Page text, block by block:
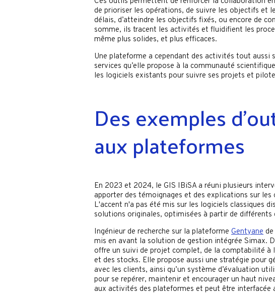
de prioriser les opérations, de suivre les objectifs et
délais, d’atteindre les objectifs fixés, ou encore de
somme, ils tracent les activités et fluidifient les
même plus solides, et plus efficaces.
Une plateforme a cependant des activités tout aussi
services qu’elle propose à la communauté
les logiciels existants pour suivre ses projets et
Des exemples
aux plateformes
En 2023 et 2024, le GIS IBiSA a réuni plusieurs
apporter des témoignages et des explications sur
L'accent n'a pas été mis sur les logiciels classiques
solutions originales, optimisées à partir de différents
Ingénieur de recherche sur la plateformeGentyane
mis en avant la solution de gestion intégrée Simax.
offre un suivi de projet complet, de la comptabilité à
et des stocks. Elle propose aussi une stratégie pour
avec les clients, ainsi qu’un système d’évaluation
pour se repérer, maintenir et encourager un haut
aux activités des plateformes et peut être interfacée